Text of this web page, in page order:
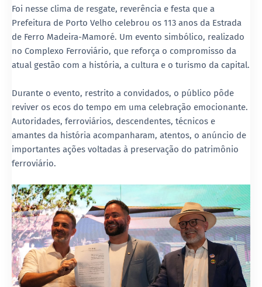
Foi nesse clima de resgate, reverência e festa que a
Prefeitura de Porto Velho celebrou os 113 anos da Estrada
de Ferro Madeira-Mamoré. Um evento simbólico, realizado
no Complexo Ferroviário, que reforça o compromisso da
atual gestão com a história, a cultura e o turismo da capital.
Durante o evento, restrito a convidados, o público pôde
reviver os ecos do tempo em uma celebração emocionante.
Autoridades, ferroviários, descendentes, técnicos e
amantes da história acompanharam, atentos, o anúncio de
importantes ações voltadas à preservação do patrimônio
ferroviário.